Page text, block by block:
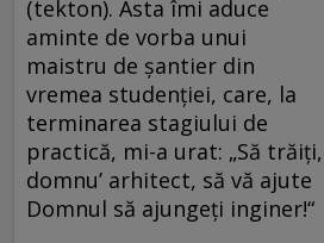
(tekton). Asta îmi aduce
aminte de vorba unui
maistru de şantier din
vremea studenţiei, care, la
terminarea stagiului de
practică, mi-a urat: „Să trăiţi,
domnu’ arhitect, să vă ajute
Domnul să ajungeţi inginer!“